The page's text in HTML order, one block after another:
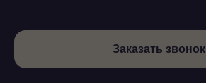
Заказать звонок